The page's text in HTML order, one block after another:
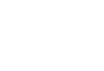
uns verbessern können.